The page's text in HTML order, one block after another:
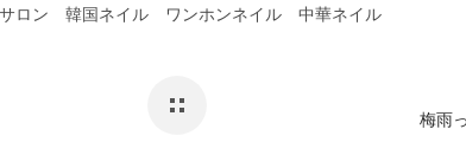
ン 韓国ネイル ワンホンネイル 中華ネイル